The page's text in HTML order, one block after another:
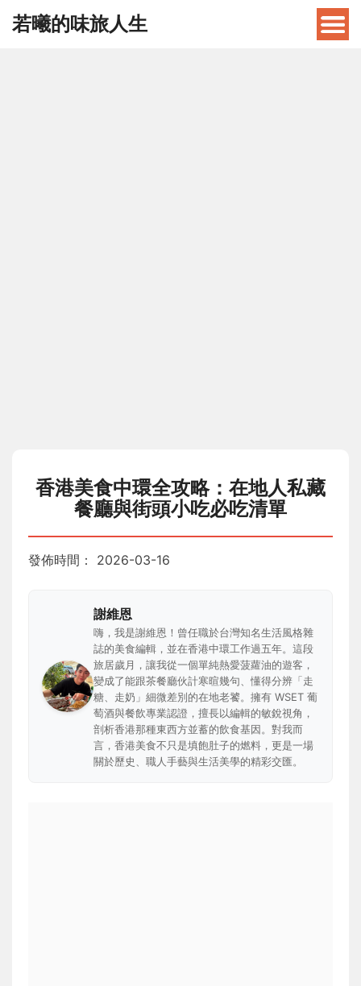
若曦的味旅人生
香港美食中環全攻略：在地人私藏
餐廳與街頭小吃必吃清單
發佈時間： 2026-03-16
謝維恩
嗨，我是謝維恩！曾任職於台灣知名生活風格雜
誌的美食編輯，並在香港中環工作過五年。這段
旅居歲月，讓我從一個單純熱愛菠蘿油的遊客，
變成了能跟茶餐廳伙計寒暄幾句、懂得分辨「走
糖、走奶」細微差別的在地老饕。擁有 WSET 葡
萄酒與餐飲專業認證，擅長以編輯的敏銳視角，
剖析香港那種東西方並蓄的飲食基因。對我而
言，香港美食不只是填飽肚子的燃料，更是一場
關於歷史、職人手藝與生活美學的精彩交匯。